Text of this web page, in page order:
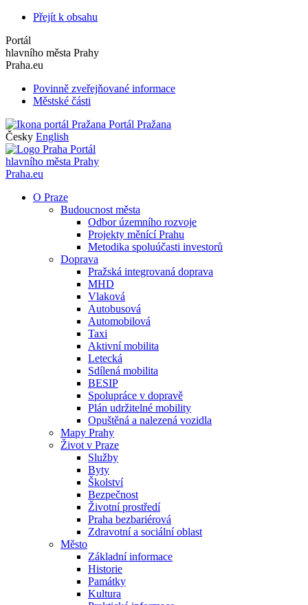
Přejít k obsahu
Portál
hlavního města Prahy
Praha.eu
Povinně zveřejňované informace
Městské části
Portál Pražana
Česky English
Portál
hlavního města Prahy
Praha.eu
O Praze
Budoucnost města
Odbor územního rozvoje
Projekty měnící Prahu
Metodika spoluúčasti investorů
Doprava
Pražská integrovaná doprava
MHD
Vlaková
Autobusová
Automobilová
Taxi
Aktivní mobilita
Letecká
Sdílená mobilita
BESIP
Spolupráce v dopravě
Plán udržitelné mobility
Opuštěná a nalezená vozidla
Mapy Prahy
Život v Praze
Služby
Byty
Školství
Bezpečnost
Životní prostředí
Praha bezbariérová
Zdravotní a sociální oblast
Město
Základní informace
Historie
Památky
Kultura